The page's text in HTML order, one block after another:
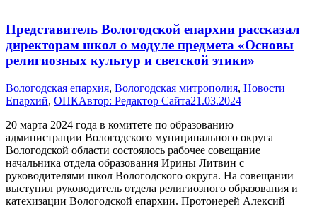
Представитель Вологодской епархии рассказал
директорам школ о модуле предмета «Основы
религиозных культур и светской этики»
Вологодская епархия, Вологодская митрополия, Новости
Епархий, ОПКАвтор: Редактор Сайта21.03.2024
20 марта 2024 года в комитете по образованию
администрации Вологодского муниципального округа
Вологодской области состоялось рабочее совещание
начальника отдела образования Ирины Литвин с
руководителями школ Вологодского округа. На совещании
выступил руководитель отдела религиозного образования и
катехизации Вологодской епархии. Протоиерей Алексий